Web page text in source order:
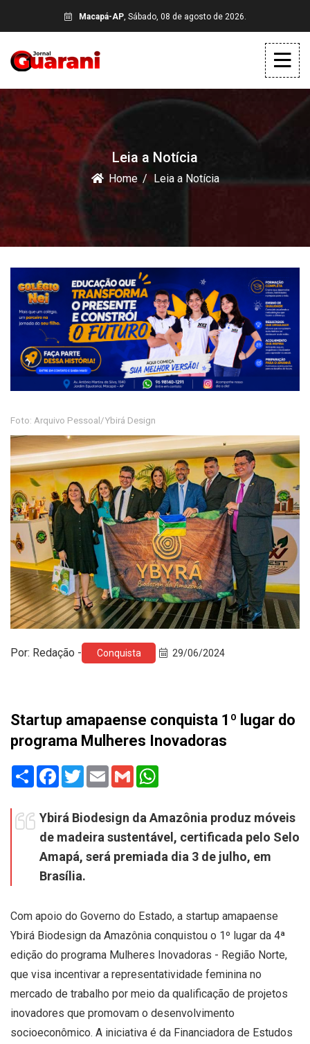
Macapá-AP, Sábado, 08 de agosto de 2026.
Leia a Notícia
Home Leia a Notícia
Foto: Arquivo Pessoal/Ybirá Design
Por: Redação - Conquista 29/06/2024
Startup amapaense conquista 1º lugar do
programa Mulheres Inovadoras
Share Facebook
TwitterEmail Gmail
Ybirá Biodesign da Amazônia produz móveis
de madeira sustentável, certificada pelo Selo
Amapá, será premiada dia 3 de julho, em
Brasília.
Com apoio do Governo do Estado, a startup amapaense
Ybirá Biodesign da Amazônia conquistou o 1º lugar da 4ª
edição do programa Mulheres Inovadoras - Região Norte,
que visa incentivar a representatividade feminina no
mercado de trabalho por meio da qualificação de projetos
inovadores que promovam o desenvolvimento
socioeconômico. A iniciativa é da Financiadora de Estudos